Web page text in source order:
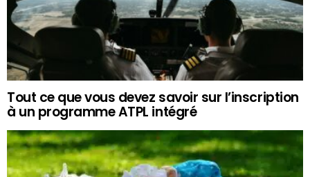
Tout ce que vous devez savoir sur l’inscription
à un programme ATPL intégré